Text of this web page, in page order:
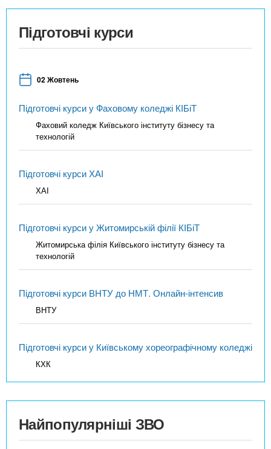
Підготовчі курси
02 Жовтень
Підготовчі курси у Фаховому коледжі КІБіТ
Фаховий коледж Київського інституту бізнесу та
технологій
Підготовчі курси ХАІ
ХАІ
Підготовчі курси у Житомирській філії КІБіТ
Житомирська філія Київського інституту бізнесу та
технологій
Підготовчі курси ВНТУ до НМТ. Онлайн-інтенсив
ВНТУ
Підготовчі курси у Київському хореографічному коледжі
КХК
Найпопулярніші ЗВО